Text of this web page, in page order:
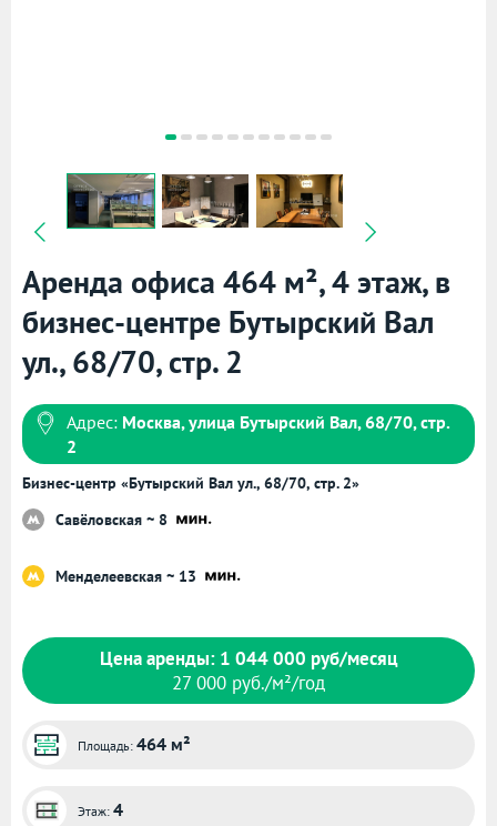
Аренда офиса 464 м², 4 этаж, в
бизнес-центре Бутырский Вал
ул., 68/70, стр. 2
Адрес: Москва, улица Бутырский Вал, 68/70, стр.
2
Бизнес-центр «Бутырский Вал ул., 68/70, стр. 2»
Савёловская ~ 8
Менделеевская ~ 13
Цена аренды: 1 044 000 руб/месяц
27 000 руб./м²/год
Площадь: 464 м²
Этаж: 4